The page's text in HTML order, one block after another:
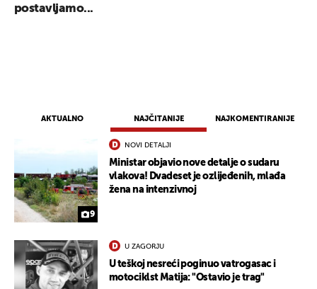
AKTUALNO NAJČITANIJE NAJKOMENTIRANIJE
9
NOVI DETALJI
Ministar objavio nove detalje o sudaru
vlakova! Dvadeset je ozlijeđenih, mlađa
žena na intenzivnoj
U ZAGORJU
U teškoj nesreći poginuo vatrogasac i
motociklst Matija: "Ostavio je trag"
postavljamo...